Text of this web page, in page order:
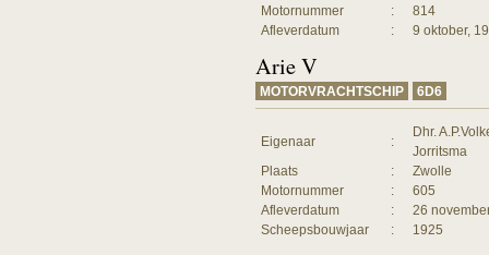
Motornummer
:
814
Afleverdatum
: 9 oktober,
Arie V
MOTORVRACHTSCHIP 6D6
Eigenaar :
Dhr.
Jorritsma
Plaats
:
Zwolle
Motornummer
:
605
Afleverdatum
:
26
Scheepsbouwjaar
: 1925